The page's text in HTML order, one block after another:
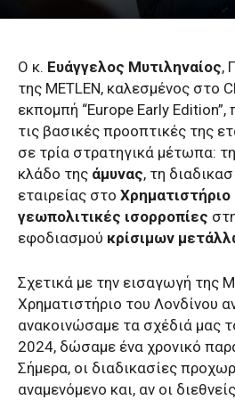
Ο κ. Ευάγγελος Μυτιληναίος,
της METLEN, καλεσμένος στο
εκπομπή “Europe Early
τις βασικές προοπτικές της
σε τρία στρατηγικά μέτωπα:
κλάδο της άμυνας, τη
εταιρείας στο Χρηματιστήριο
γεωπολιτικές ισορροπίες
εφοδιασμού κρίσιμων
Σχετικά με την εισαγωγή της
Χρηματιστήριο του Λονδίνου
ανακοινώσαμε τα σχέδιά μας
2024, δώσαμε ένα χρονικό
Σήμερα, οι διαδικασίες
αναμενόμενο και, αν οι